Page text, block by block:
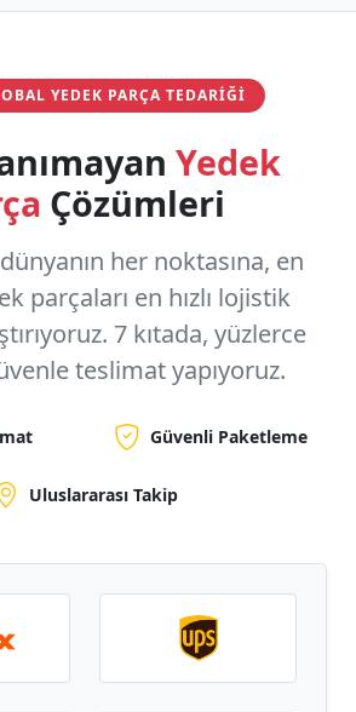
YEDEK PARÇA TEDARIĞI
Yedek
Çözümleri
her noktasına, en
parçaları en hızlı lojistik
7 kıtada, yüzlerce
teslimat yapıyoruz.
Güvenli Paketleme
Uluslararası Takip